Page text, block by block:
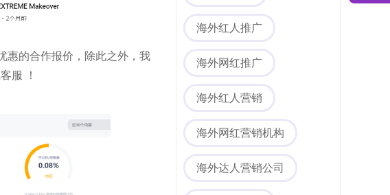
惠的合作报价，除此之外，我
服 ！
海外网红营销
海外社媒代运营
海外红人推广
海外网红推广
海外红人营销
海外网红营销机构
海外达人营销公司